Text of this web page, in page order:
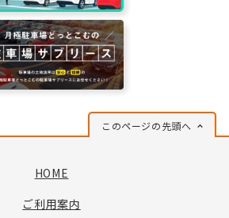
このページの先頭へ
HOME
ご利用案内